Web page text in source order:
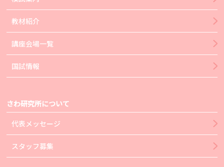
教材紹介
講座会場一覧
国試情報
さわ研究所について
代表メッセージ
スタッフ募集